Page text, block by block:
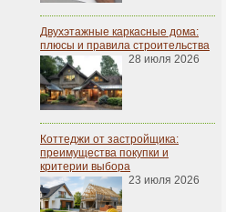
Двухэтажные каркасные дома:
плюсы и правила строительства
28 июля 2026
Коттеджи от застройщика:
преимущества покупки и
критерии выбора
23 июля 2026